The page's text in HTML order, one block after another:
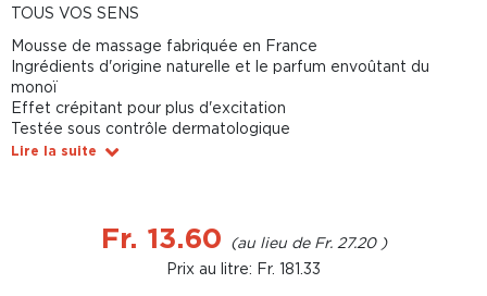
TOUS VOS SENS
Mousse de massage fabriquée en France
Ingrédients d'origine naturelle et le parfum envoûtant du
monoï
Effet crépitant pour plus d'excitation
Testée sous contrôle dermatologique
Lire la suite
Fr. 13.60
Fr. 27.20
Prix au litre: Fr. 181.33